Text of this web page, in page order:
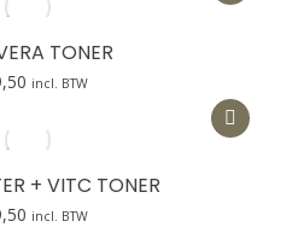
TONER
incl. BTW
+ VITC TONER
incl. BTW